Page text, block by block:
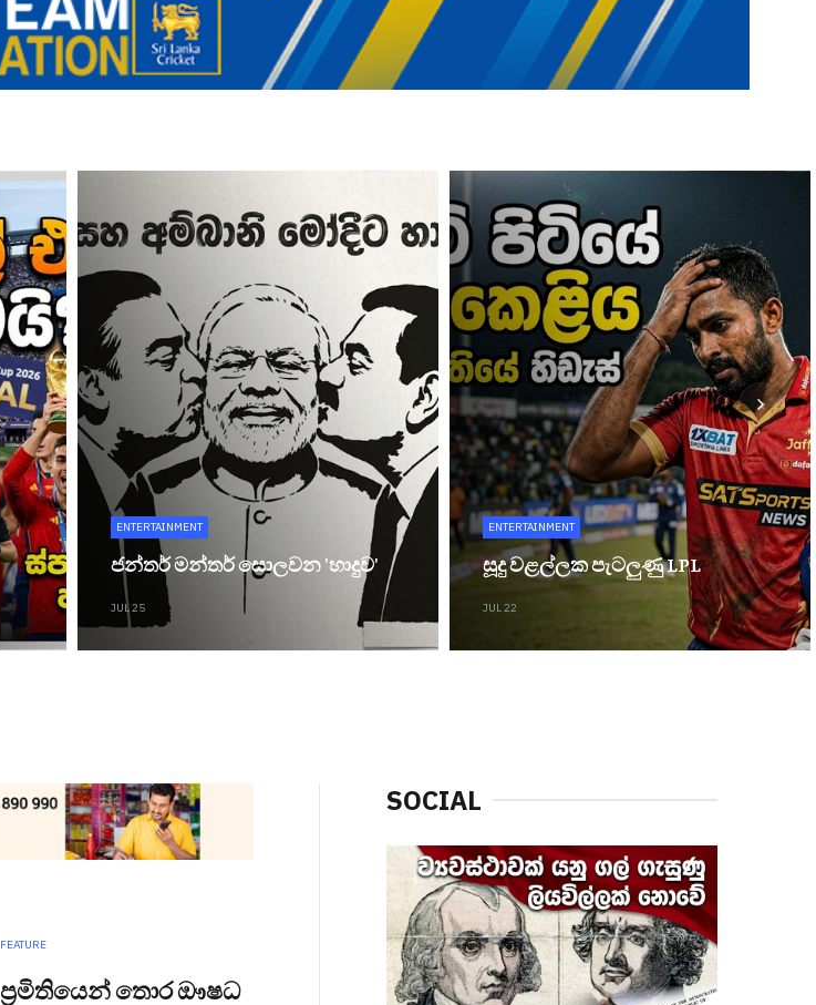
ENTERTAINMENT
ජන්තර් මන්තර් සොලවන 'හාදුව'
JUL 25
ENTERTAINMENT
සූදු වළල්ලක පැටලුණු LPL
JUL 22
FEATURE
ප්‍රමිතියෙන් තොර ඖෂධ
SOCIAL